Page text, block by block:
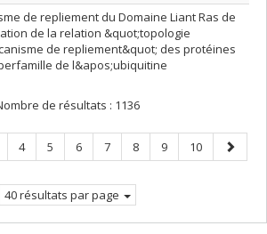
de repliement du Domaine Liant Ras de
de la relation &quot;topologie
de repliement&quot; des protéines
de l&apos;ubiquitine
de résultats : 1136
Page
4 Page
5 Page
6 Page
7 Page
8 Page
9 Page
10
Page
40 résultats par page